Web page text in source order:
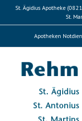
St. Ägidius Apotheke
St.
Apotheken